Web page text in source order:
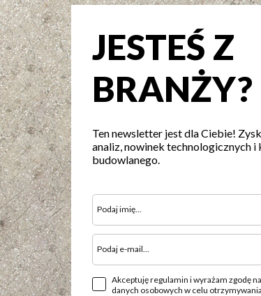
JESTEŚ Z
BRANŻY?
Ten newsletter jest dla Ciebie!
analiz, nowinek technologicznych
budowlanego.
Akceptuję regulamin i wyrażam zgodę
danych osobowych w celu